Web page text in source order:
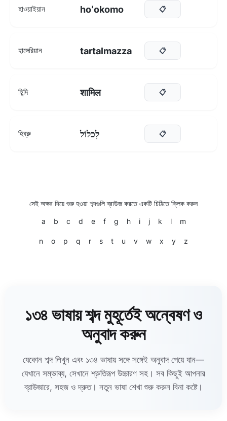
হাওয়াইয়ান hoʻokomo 📋
হাঙ্গেরিয়ান tartalmazza 📋
হিন্দি शामिल 📋
হিব্রু לִכלוֹל 📋
সেই অক্ষর দিয়ে শুরু হওয়া শব্দগুলি ব্রাউজ করতে একটি চিঠিতে ক্লিক করুন
a b c d e f g h i j k l m
n o p q r s t u v w x y z
১৩৪ ভাষায় শব্দ মুহূর্তেই অন্বেষণ ও
অনুবাদ করুন
যেকোন শব্দ লিখুন এবং ১৩৪ ভাষায় সঙ্গে সঙ্গেই অনুবাদ পেয়ে যান—
যেখানে সম্ভাব্য, সেখানে শ্রুতিরূপ উচ্চারণ সহ। সব কিছুই আপনার
ব্রাউজারে, সহজ ও দ্রুত। নতুন ভাষা শেখা শুরু করুন বিনা কষ্টে।